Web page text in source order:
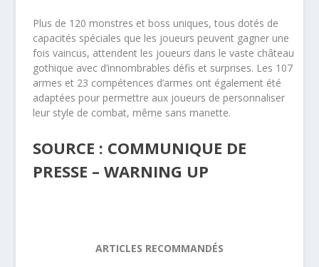
Plus de 120 monstres et boss uniques, tous dotés de
capacités spéciales que les joueurs peuvent gagner une
fois vaincus, attendent les joueurs dans le vaste château
gothique avec d’innombrables défis et surprises. Les 107
armes et 23 compétences d’armes ont également été
adaptées pour permettre aux joueurs de personnaliser
leur style de combat, même sans manette.
SOURCE : COMMUNIQUE DE
PRESSE – WARNING UP
ARTICLES RECOMMANDÉS